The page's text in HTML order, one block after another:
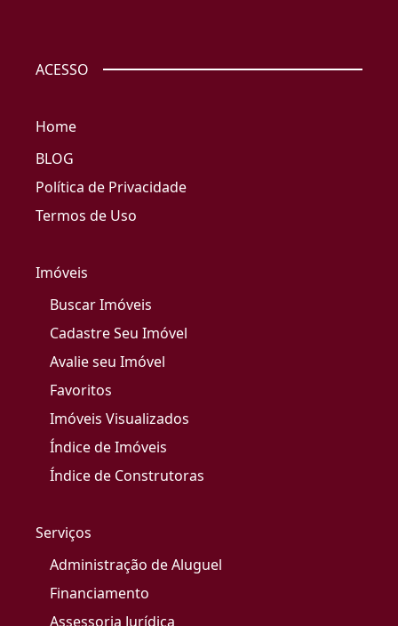
ACESSO
Home
BLOG
Política de Privacidade
Termos de Uso
Imóveis
Buscar Imóveis
Cadastre Seu Imóvel
Avalie seu Imóvel
Favoritos
Imóveis Visualizados
Índice de Imóveis
Índice de Construtoras
Serviços
Administração de Aluguel
Financiamento
Assessoria Jurídica